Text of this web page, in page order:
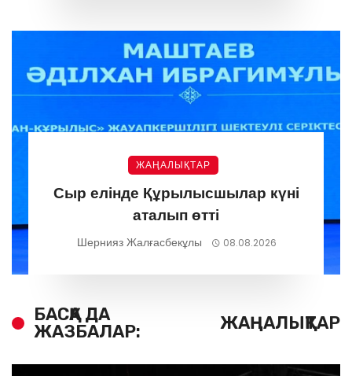
ЖАҢАЛЫҚТАР
Сыр елінде Құрылысшылар күні
аталып өтті
Шернияз Жалғасбекұлы 08.08.2026
БАСҚА ДА
ЖАЗБАЛАР:
ЖАҢАЛЫҚТАР